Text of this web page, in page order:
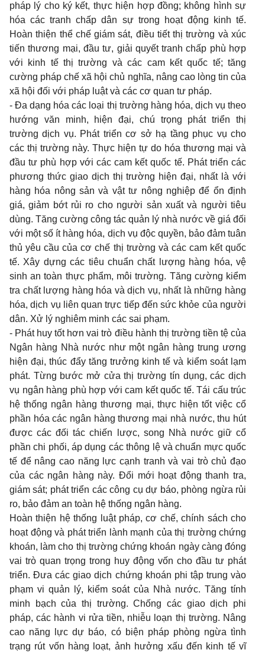
pháp lý cho ký kết, thực hiện hợp đồng; không hình sự
hóa các tranh chấp dân sự trong hoạt động kinh tế.
Hoàn thiện thể chế giám sát, điều tiết thị trường và xúc
tiến thương mại, đầu tư, giải quyết tranh chấp phù hợp
với kinh tế thị trường và các cam kết quốc tế; tăng
cường pháp chế xã hội chủ nghĩa, nâng cao lòng tin của
xã hội đối với pháp luật và các cơ quan tư pháp.
- Ða dạng hóa các loại thị trường hàng hóa, dịch vụ theo
hướng văn minh, hiện đại, chú trọng phát triển thị
trường dịch vụ. Phát triển cơ sở hạ tầng phục vụ cho
các thị trường này. Thực hiện tự do hóa thương mại và
đầu tư phù hợp với các cam kết quốc tế. Phát triển các
phương thức giao dịch thị trường hiện đại, nhất là với
hàng hóa nông sản và vật tư nông nghiệp để ổn định
giá, giảm bớt rủi ro cho người sản xuất và người tiêu
dùng. Tăng cường công tác quản lý nhà nước về giá đối
với một số ít hàng hóa, dịch vụ độc quyền, bảo đảm tuân
thủ yêu cầu của cơ chế thị trường và các cam kết quốc
tế. Xây dựng các tiêu chuẩn chất lượng hàng hóa, vệ
sinh an toàn thực phẩm, môi trường. Tăng cường kiểm
tra chất lượng hàng hóa và dịch vụ, nhất là những hàng
hóa, dịch vụ liên quan trực tiếp đến sức khỏe của người
dân. Xử lý nghiêm minh các sai phạm.
- Phát huy tốt hơn vai trò điều hành thị trường tiền tệ của
Ngân hàng Nhà nước như một ngân hàng trung ương
hiện đại, thúc đẩy tăng trưởng kinh tế và kiểm soát lạm
phát. Từng bước mở cửa thị trường tín dụng, các dịch
vụ ngân hàng phù hợp với cam kết quốc tế. Tái cấu trúc
hệ thống ngân hàng thương mại, thực hiện tốt việc cổ
phần hóa các ngân hàng thương mại nhà nước, thu hút
được các đối tác chiến lược, song Nhà nước giữ cổ
phần chi phối, áp dụng các thông lệ và chuẩn mực quốc
tế để nâng cao năng lực cạnh tranh và vai trò chủ đạo
của các ngân hàng này. Ðổi mới hoạt động thanh tra,
giám sát; phát triển các công cụ dự báo, phòng ngừa rủi
ro, bảo đảm an toàn hệ thống ngân hàng.
Hoàn thiện hệ thống luật pháp, cơ chế, chính sách cho
hoạt động và phát triển lành mạnh của thị trường chứng
khoán, làm cho thị trường chứng khoán ngày càng đóng
vai trò quan trọng trong huy động vốn cho đầu tư phát
triển. Ðưa các giao dịch chứng khoán phi tập trung vào
phạm vi quản lý, kiểm soát của Nhà nước. Tăng tính
minh bạch của thị trường. Chống các giao dịch phi
pháp, các hành vi rửa tiền, nhiễu loạn thị trường. Nâng
cao năng lực dự báo, có biện pháp phòng ngừa tình
trạng rút vốn hàng loạt, ảnh hưởng xấu đến kinh tế vĩ